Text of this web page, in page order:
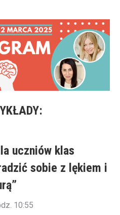
uczniów klas
sobie z lękiem i
10:55